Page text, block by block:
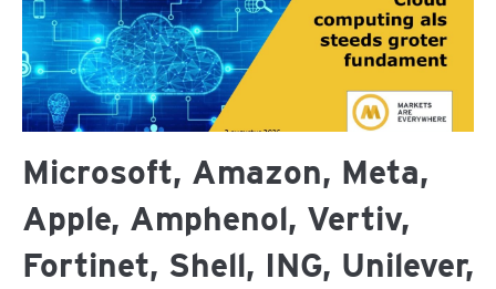
Microsoft, Amazon, Meta,
Apple, Amphenol, Vertiv,
Fortinet, Shell, ING, Unilever,